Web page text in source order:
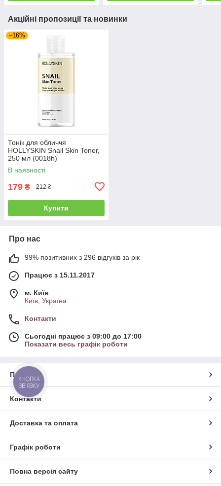
Акційні пропозиції та новинки
–16%
Тонік для обличчя
HOLLYSKIN Snail Skin Toner,
250 мл (0018h)
В наявності
179 ₴ 212 ₴
Купити
Про нас
99% позитивних з 296 відгуків за рік
Працює з 15.11.2017
м. Київ
Київ, Україна
Контакти
Сьогодні працює з 09:00 до 17:00
Показати весь графік роботи
Про нас
Контакти
Доставка та оплата
Графік роботи
Повна версія сайту
КНОПКА
ЗВ'ЯЗКУ